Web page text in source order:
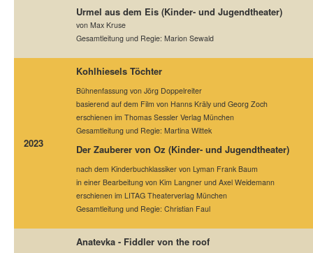
Urmel aus dem Eis (Kinder- und Jugendtheater)
von Max Kruse
Gesamtleitung und Regie: Marion Sewald
2023
Kohlhiesels Töchter
Bühnenfassung von Jörg Doppelreiter
basierend auf dem Film von Hanns Kräly und Georg Zoch
erschienen im Thomas Sessler Verlag München
Gesamtleitung und Regie: Martina Wittek
Der Zauberer von Oz (Kinder- und Jugendtheater)
nach dem Kinderbuchklassiker von Lyman Frank Baum
in einer Bearbeitung von Kim Langner und Axel Weidemann
erschienen im LITAG Theaterverlag München
Gesamtleitung und Regie: Christian Faul
Anatevka - Fiddler von the roof